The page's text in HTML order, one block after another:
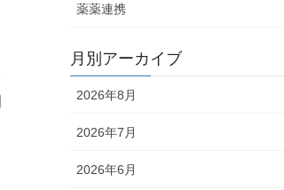
薬薬連携
月別アーカイブ
2026年8月
2026年7月
2026年6月